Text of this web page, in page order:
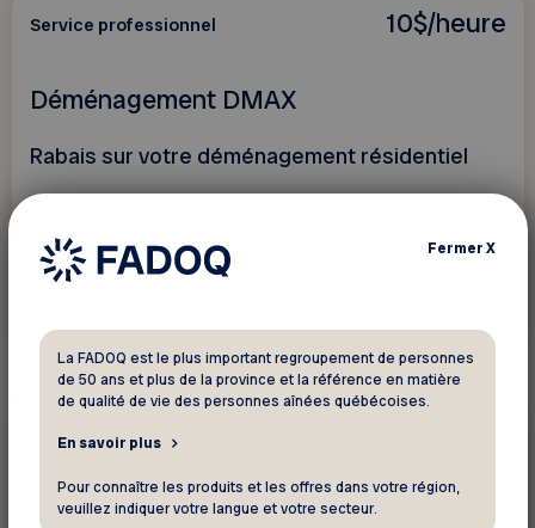
10$/heure
Service professionnel
Déménagement DMAX
Rabais sur votre déménagement résidentiel
Service professionnel
Forêt de la Seconde Vie
FermerX
La FADOQ est le plus important regroupement de personnes
de 50 ans et plus de la province et la référence en matière
de qualité de vie des personnes aînées québécoises.
En savoir plus
Pour connaître les produits et les offres dans votre région,
veuillez indiquer votre langue et votre secteur.